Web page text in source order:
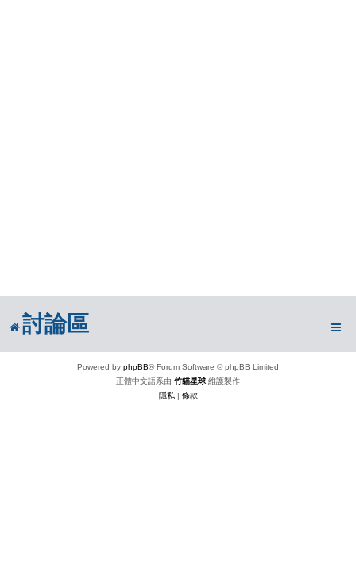
討論區
Powered by phpBB® Forum Software © phpBB Limited
正體中文語系由 竹貓星球 維護製作
隱私 | 條款